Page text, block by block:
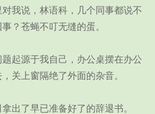
说，林语科，几个同事都说不
？苍蝇不叮无缝的蛋。
源于我自己，办公桌摆在办公
关上窗隔绝了外面的杂音。
了早已准备好了的辞退书。